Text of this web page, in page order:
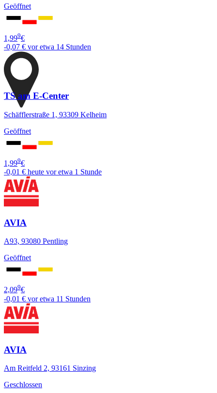
Geöffnet
1,999€
-0,07 € vor etwa 14 Stunden
TS am E-Center
Schäfflerstraße 1, 93309 Kelheim
Geöffnet
1,999€
-0,01 € heute vor etwa 1 Stunde
AVIA
A93, 93080 Pentling
Geöffnet
2,099€
-0,01 € vor etwa 11 Stunden
AVIA
Am Reitfeld 2, 93161 Sinzing
Geschlossen